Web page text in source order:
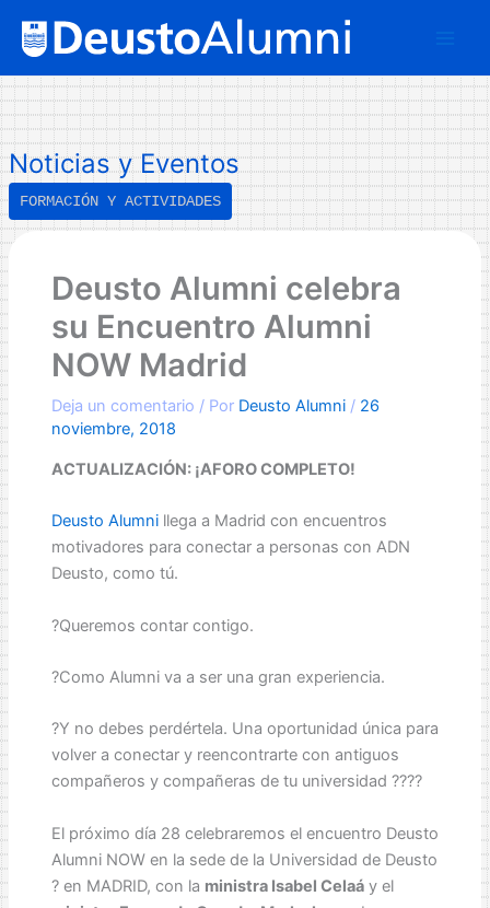
u
s
c
a
r
Noticias y Eventos
FORMACIÓN Y ACTIVIDADES
Deusto Alumni celebra
su Encuentro Alumni
NOW Madrid
Deja un comentario / Por Deusto Alumni / 26
noviembre, 2018
ACTUALIZACIÓN: ¡AFORO COMPLETO!
Deusto Alumnillega a Madrid con encuentros
motivadores para conectar a personas con ADN
Deusto, como tú.
?Queremos contar contigo.
?Como Alumni va a ser una gran experiencia.
?Y no debes perdértela. Una oportunidad única para
volver a conectar y reencontrarte con antiguos
compañeros y compañeras de tu universidad ?‍??‍?
El próximo día 28 celebraremos el encuentro Deusto
Alumni NOW en la sede de la Universidad de Deusto
? en MADRID, con la ministra Isabel Celaáy el